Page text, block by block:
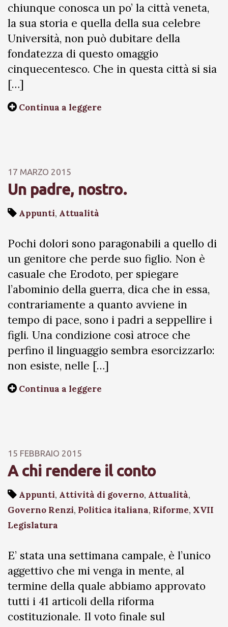
chiunque conosca un po’ la città veneta,
la sua storia e quella della sua celebre
Università, non può dubitare della
fondatezza di questo omaggio
cinquecentesco. Che in questa città si sia
[…]
Continua a leggere
17 MARZO 2015
Un padre, nostro.
Appunti, Attualità
Pochi dolori sono paragonabili a quello di
un genitore che perde suo figlio. Non è
casuale che Erodoto, per spiegare
l’abominio della guerra, dica che in essa,
contrariamente a quanto avviene in
tempo di pace, sono i padri a seppellire i
figli. Una condizione così atroce che
perfino il linguaggio sembra esorcizzarlo:
non esiste, nelle […]
Continua a leggere
15 FEBBRAIO 2015
A chi rendere il conto
Appunti, Attività di governo, Attualità,
Governo Renzi, Politica italiana, Riforme, XVII
Legislatura
E’ stata una settimana campale, è l’unico
aggettivo che mi venga in mente, al
termine della quale abbiamo approvato
tutti i 41 articoli della riforma
costituzionale. Il voto finale sul